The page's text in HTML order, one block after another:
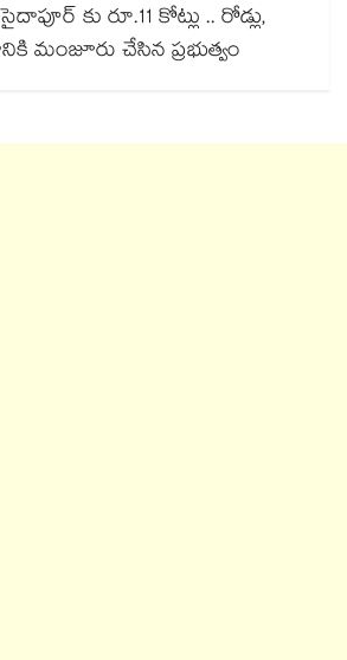
కు రూ.11 కోట్లు .. రోడ్లు,
మంజూరు చేసిన ప్రభుత్వం